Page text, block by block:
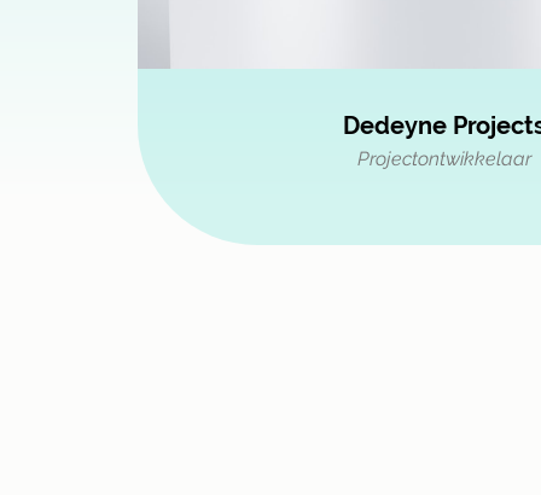
Dedeyne
Projectontwikkelaar